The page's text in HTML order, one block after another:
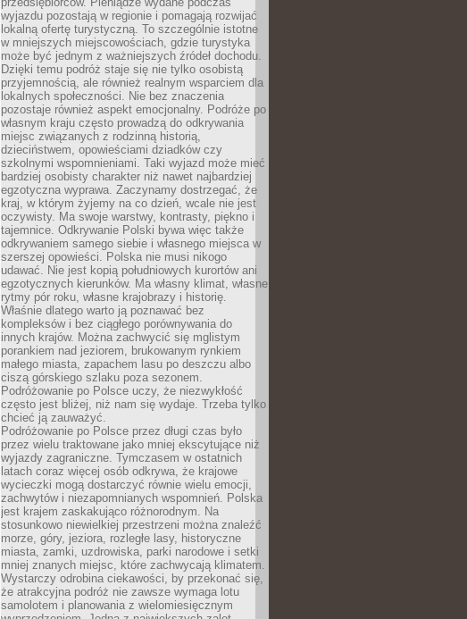
wyjazdu pozostają w regionie i pomagają rozwijać
lokalną ofertę turystyczną. To szczególnie istotne
w mniejszych miejscowościach, gdzie turystyka
może być jednym z ważniejszych źródeł dochodu.
Dzięki temu podróż staje się nie tylko osobistą
przyjemnością, ale również realnym wsparciem dla
lokalnych społeczności. Nie bez znaczenia
pozostaje również aspekt emocjonalny. Podróże po
własnym kraju często prowadzą do odkrywania
miejsc związanych z rodzinną historią,
dzieciństwem, opowieściami dziadków czy
szkolnymi wspomnieniami. Taki wyjazd może mieć
bardziej osobisty charakter niż nawet najbardziej
egzotyczna wyprawa. Zaczynamy dostrzegać, że
kraj, w którym żyjemy na co dzień, wcale nie jest
oczywisty. Ma swoje warstwy, kontrasty, piękno i
tajemnice. Odkrywanie Polski bywa więc także
odkrywaniem samego siebie i własnego miejsca w
szerszej opowieści. Polska nie musi nikogo
udawać. Nie jest kopią południowych kurortów ani
egzotycznych kierunków. Ma własny klimat, własne
rytmy pór roku, własne krajobrazy i historię.
Właśnie dlatego warto ją poznawać bez
kompleksów i bez ciągłego porównywania do
innych krajów. Można zachwycić się mglistym
porankiem nad jeziorem, brukowanym rynkiem
małego miasta, zapachem lasu po deszczu albo
ciszą górskiego szlaku poza sezonem.
Podróżowanie po Polsce uczy, że niezwykłość
często jest bliżej, niż nam się wydaje. Trzeba tylko
chcieć ją zauważyć.
Podróżowanie po Polsce przez długi czas było
przez wielu traktowane jako mniej ekscytujące niż
wyjazdy zagraniczne. Tymczasem w ostatnich
latach coraz więcej osób odkrywa, że krajowe
wycieczki mogą dostarczyć równie wielu emocji,
zachwytów i niezapomnianych wspomnień. Polska
jest krajem zaskakująco różnorodnym. Na
stosunkowo niewielkiej przestrzeni można znaleźć
morze, góry, jeziora, rozległe lasy, historyczne
miasta, zamki, uzdrowiska, parki narodowe i setki
mniej znanych miejsc, które zachwycają klimatem.
Wystarczy odrobina ciekawości, by przekonać się,
że atrakcyjna podróż nie zawsze wymaga lotu
samolotem i planowania z wielomiesięcznym